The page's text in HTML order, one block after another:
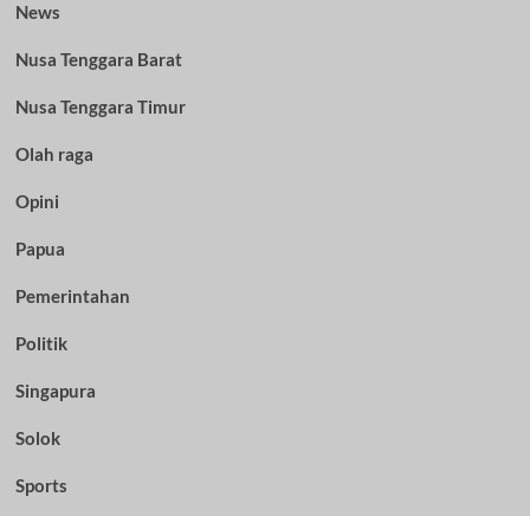
News
Nusa Tenggara Barat
Nusa Tenggara Timur
Olah raga
Opini
Papua
Pemerintahan
Politik
Singapura
Solok
Sports